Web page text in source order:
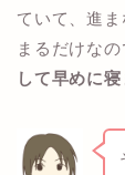
ていて、進
まるだけな
して早めに寝